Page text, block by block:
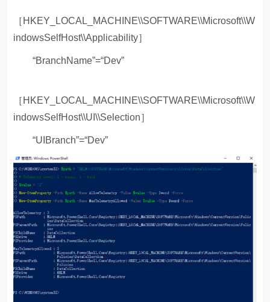
［HKEY_LOCAL_MACHINE\\SOFTWARE\\Microsoft\\W
indowsSelfHost\\Applicability］
“BranchName”=“Dev”
［HKEY_LOCAL_MACHINE\\SOFTWARE\\Microsoft\\W
indowsSelfHost\\UI\\Selection］
“UIBranch”=“Dev”